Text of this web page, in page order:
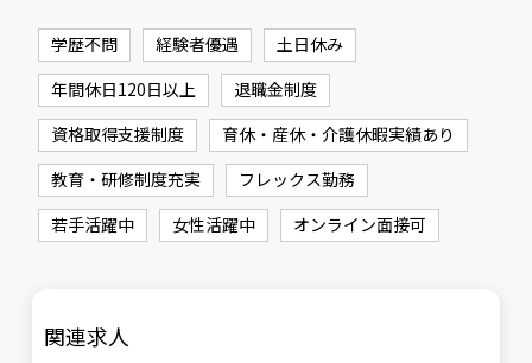
学歴不問 経験者優遇
土日休み
年間休日120日以上
退職金制度
資格取得支援制度
育休・産休・介護休暇実績あり
教育・研修制度充実
フレックス勤務
若手活躍中
女性活躍中 オンライン面接可
関連求人